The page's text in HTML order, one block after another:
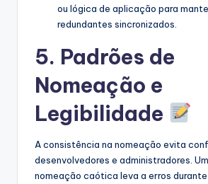
ou lógica de aplicação para
redundantes sincronizados.
5. Padrões de
Nomeação e
Legibilidade
A consistência na nomeação evita
desenvolvedores e administradores.
nomeação caótica leva a erros durante